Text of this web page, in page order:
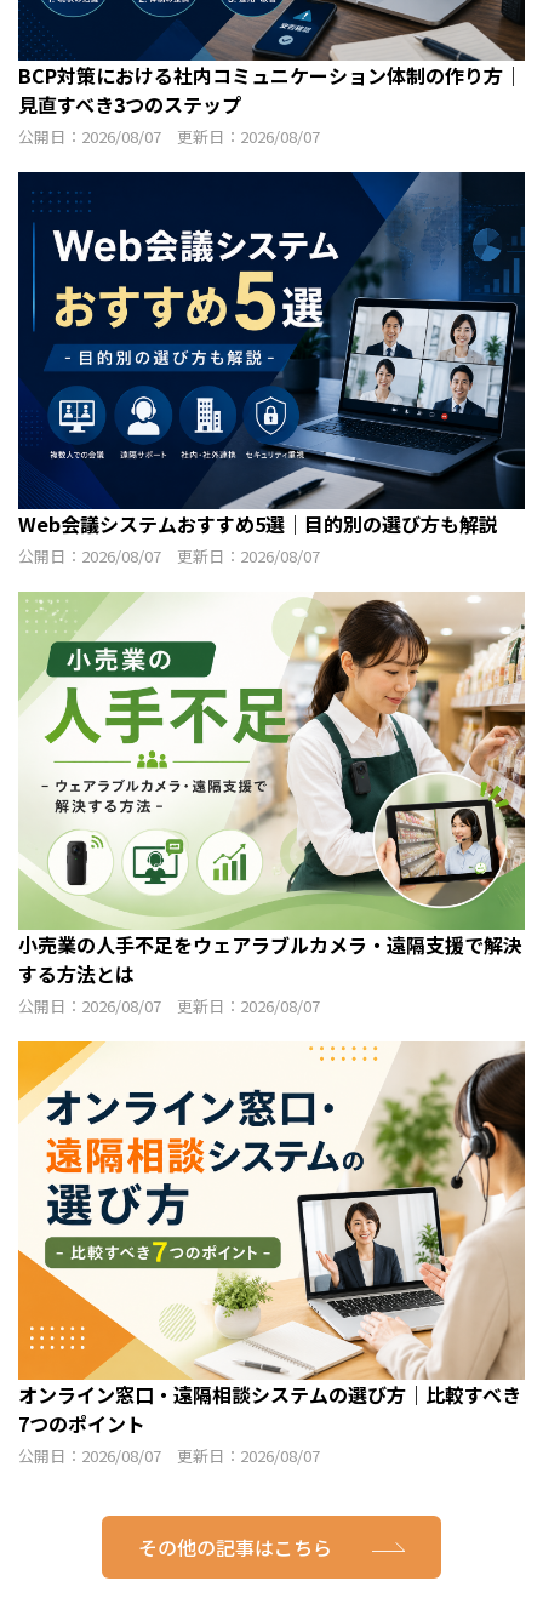
BCP対策における社内コミュニケーション体制の作り方｜
見直すべき3つのステップ
公開日：2026/08/07 更新日：2026/08/07
Web会議システムおすすめ5選｜目的別の選び方も解説
公開日：2026/08/07 更新日：2026/08/07
小売業の人手不足をウェアラブルカメラ・遠隔支援で解決
する方法とは
公開日：2026/08/07 更新日：2026/08/07
オンライン窓口・遠隔相談システムの選び方｜比較すべき
7つのポイント
公開日：2026/08/07 更新日：2026/08/07
その他の記事はこちら